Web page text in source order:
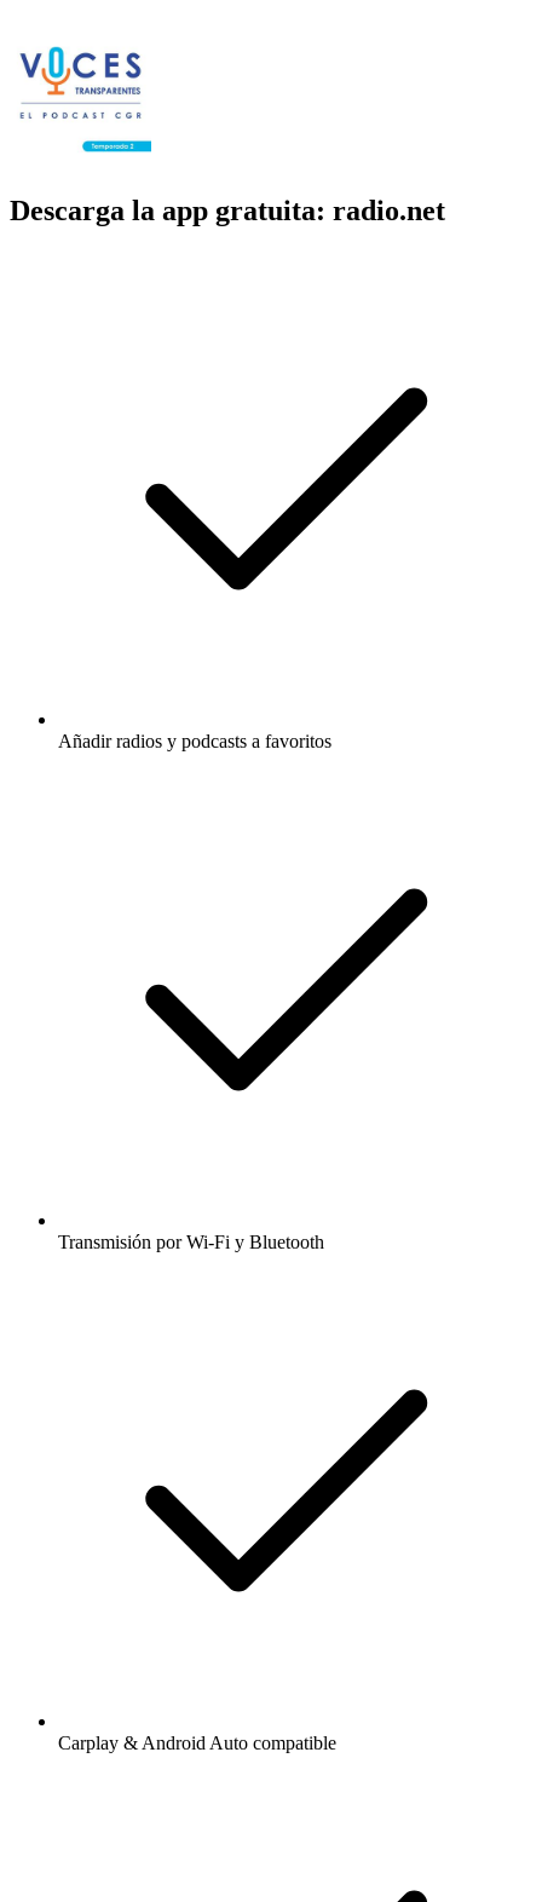
Descarga la app gratuita: radio.net
Añadir radios y podcasts a favoritos
Transmisión por Wi-Fi y Bluetooth
Carplay & Android Auto compatible